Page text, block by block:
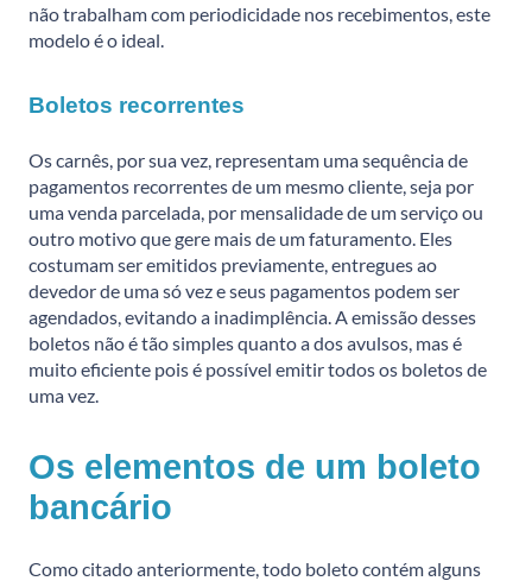
não trabalham com periodicidade nos recebimentos, este
modelo é o ideal.
Boletos recorrentes
Os carnês, por sua vez, representam uma sequência de
pagamentos recorrentes de um mesmo cliente, seja por
uma venda parcelada, por mensalidade de um serviço ou
outro motivo que gere mais de um faturamento. Eles
costumam ser emitidos previamente, entregues ao
devedor de uma só vez e seus pagamentos podem ser
agendados, evitando a inadimplência. A emissão desses
boletos não é tão simples quanto a dos avulsos, mas é
muito eficiente pois é possível emitir todos os boletos de
uma vez.
Os elementos de um boleto
bancário
Como citado anteriormente, todo boleto contém alguns